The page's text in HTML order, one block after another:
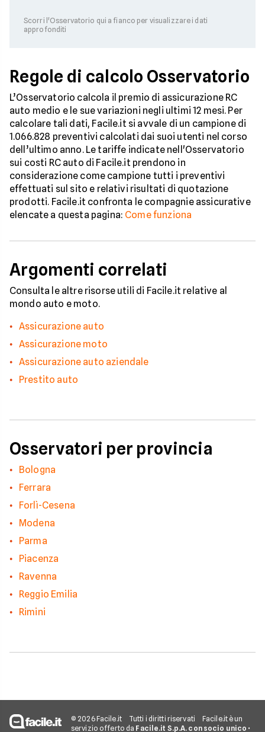
Scorri l'Osservatorio qui a fianco per visualizzare i dati
approfonditi
Regole di calcolo Osservatorio
L’Osservatorio calcola il premio di assicurazione RC
auto medio e le sue variazioni negli ultimi 12 mesi. Per
calcolare tali dati, Facile.it si avvale di un campione di
1.066.828 preventivi calcolati dai suoi utenti nel corso
dell’ultimo anno. Le tariffe indicate nell'Osservatorio
sui costi RC auto di Facile.it prendono in
considerazione come campione tutti i preventivi
effettuati sul sito e relativi risultati di quotazione
prodotti. Facile.it confronta le compagnie assicurative
elencate a questa pagina: Come funziona
Argomenti correlati
Consulta le altre risorse utili di Facile.it relative al
mondo auto e moto.
Assicurazione auto
Assicurazione moto
Assicurazione auto aziendale
Prestito auto
Osservatori per provincia
Bologna
Ferrara
Forlì-Cesena
Modena
Parma
Piacenza
Ravenna
Reggio Emilia
Rimini
© 2026 Facile.it Tutti i diritti riservati
Facile.it è un
servizio offerto da Facile.it S.p.A. con socio unico •